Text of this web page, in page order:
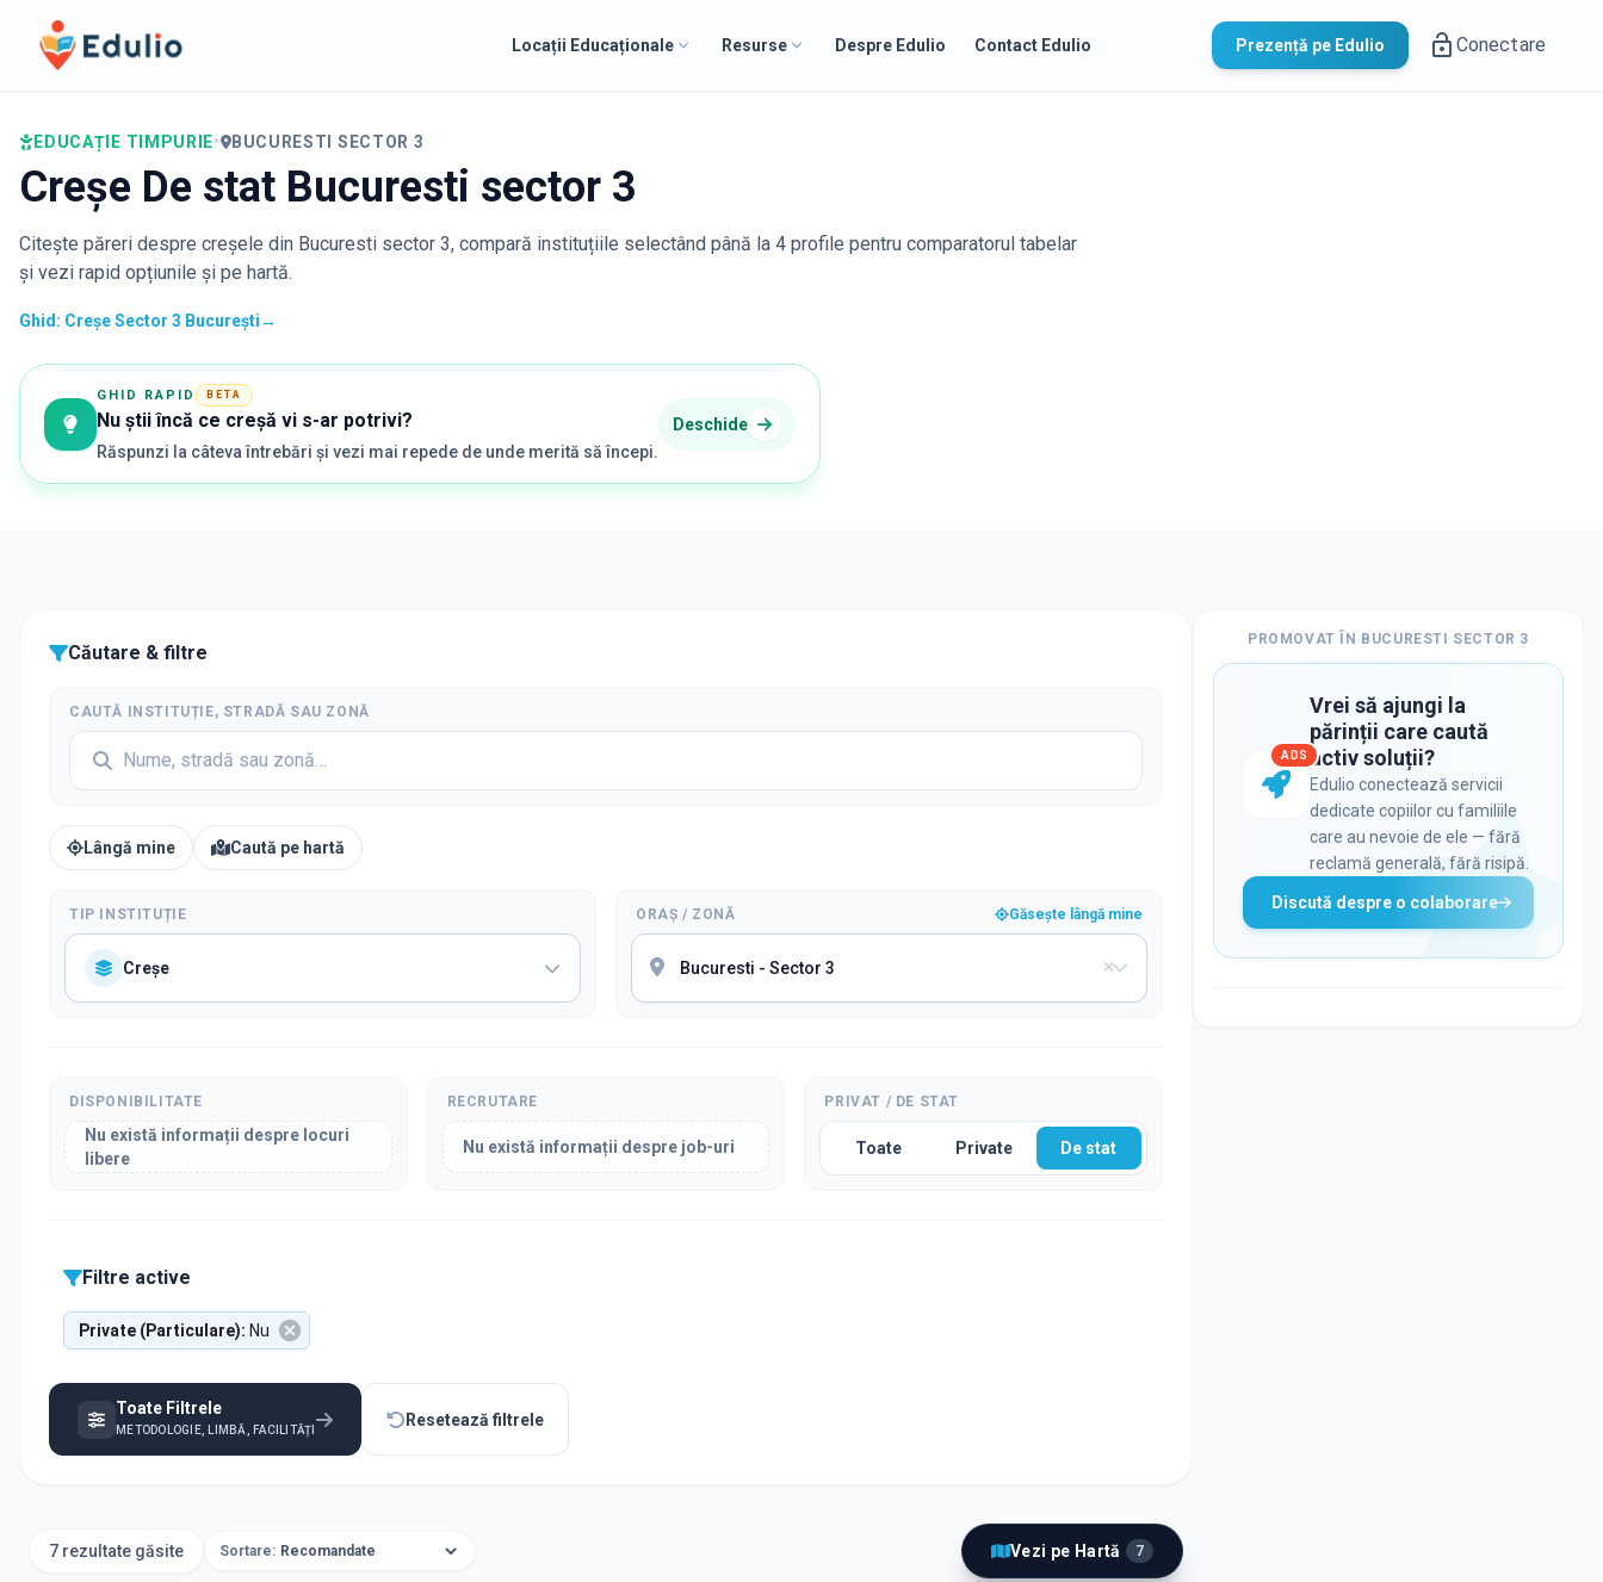
Edulio
Locații Educaționale Resurse Despre Edulio Contact Edulio Prezență pe Edulio Conectare
EDUCAȚIE TIMPURIE• BUCURESTI SECTOR 3
Creșe De stat Bucuresti sector 3
Citește păreri despre creșele din Bucuresti sector 3, compară instituțiile selectând până la 4 profile pentru comparatorul tabelar
și vezi rapid opțiunile și pe hartă.
Ghid: Creșe Sector 3 București→
GHID RAPID BETA
Nu știi încă ce creșă vi s-ar potrivi?
Răspunzi la câteva întrebări și vezi mai repede de unde merită să începi.
Deschide
Căutare & filtre
CAUTĂ INSTITUȚIE, STRADĂ SAU ZONĂ
Lângă mine Caută pe hartă
TIP INSTITUȚIE
Creșe
ORAȘ / ZONĂ Găsește lângă mine
DISPONIBILITATE
Nu există informații despre locuri
libere
RECRUTARE
Nu există informații despre job-uri
PRIVAT / DE STAT
Toate Private De stat
Filtre active
Private (Particulare): Nu
Toate Filtrele
METODOLOGIE, LIMBĂ, FACILITĂȚI
Resetează filtrele
7 rezultate găsite Sortare: Vezi pe Hartă 7
PROMOVAT ÎN BUCURESTI SECTOR 3
ADS
Vrei să ajungi la
părinții care caută
activ soluții?
Edulio conectează servicii
dedicate copiilor cu familiile
care au nevoie de ele — fără
reclamă generală, fără risipă.
Discută despre o colaborare